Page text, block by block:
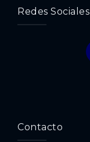
Redes Sociales
Contacto